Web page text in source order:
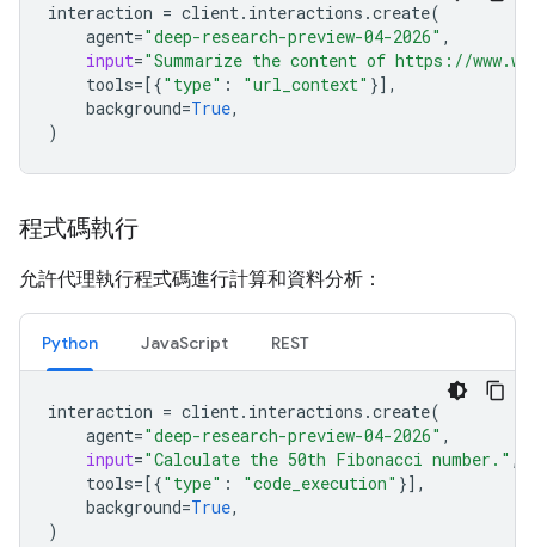
interaction = client. interactions .create(
agent="deep-research-preview-04-2026" ,
input="Summarize the content of https://
tools=[{"type" : "url_context" }],
background=True,
)
程式碼執行
允許代理執行程式碼進行計算和資料分析：
Python JavaScript REST
interaction = client. interactions .create(
agent="deep-research-preview-04-2026" ,
input="Calculate the 50th Fibonacci number." ,
tools=[{"type" : "code_execution" }],
background=True,
)